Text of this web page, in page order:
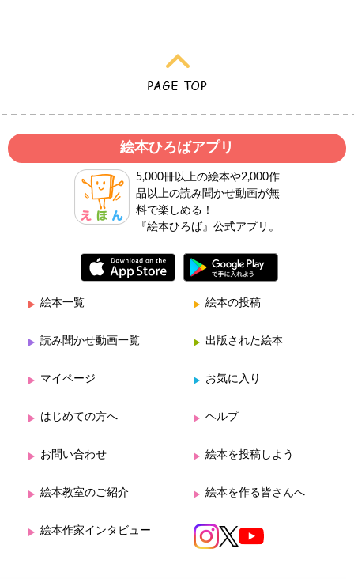
絵本ひろばアプリ
5,000冊以上の絵本や2,000作
品以上の読み聞かせ動画が無
料で楽しめる！
『絵本ひろば』公式アプリ。
絵本一覧 絵本の投稿
読み聞かせ動画一覧 出版された絵本
マイページ お気に入り
はじめての方へ ヘルプ
お問い合わせ 絵本を投稿しよう
絵本教室のご紹介 絵本を作る皆さんへ
絵本作家インタビュー